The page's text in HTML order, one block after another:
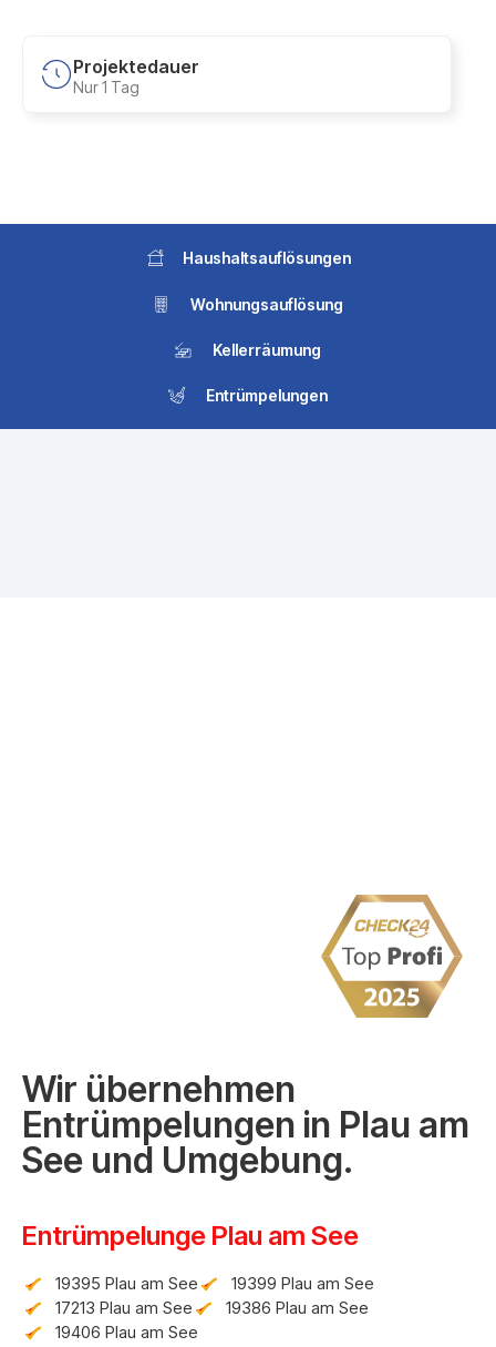
Projektedauer
Nur 1 Tag
Haushaltsauflösungen
Wohnungsauflösung
Kellerräumung
Entrümpelungen
Wir übernehmen
Entrümpelungen in Plau am
See und Umgebung.
Entrümpelunge Plau am See
19395 Plau am See
19399 Plau am See
17213 Plau am See
19386 Plau am See
19406 Plau am See